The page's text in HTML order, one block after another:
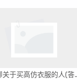
聊聊关于买